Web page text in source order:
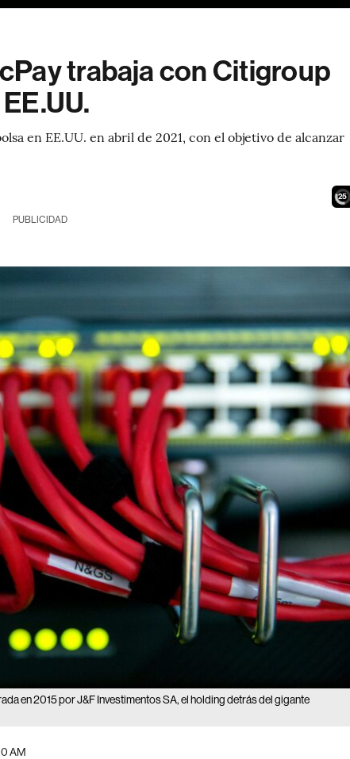
trabaja con Citigroup
en EE.UU. en abril de 2021, con el objetivo de alcanzar
23
PUBLICIDAD
en 2015 por J&F Investimentos SA, el holding detrás del gigante
AM